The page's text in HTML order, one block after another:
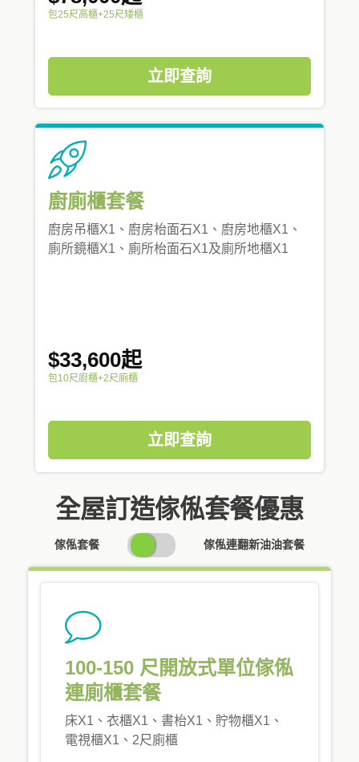
包25尺高櫃+25尺矮櫃
立即查詢
廚廁櫃套餐
廚房吊櫃X1、廚房枱面石X1、廚房地櫃X1、
廁所鏡櫃X1、廁所枱面石X1及廁所地櫃X1
$33,600起
包10尺廚櫃+2尺廁櫃
立即查詢
全屋訂造傢俬套餐優惠
傢俬套餐
SWITCH
PRICING
傢俬連翻新油油套餐
100-150 尺開放式單位傢俬
連廁櫃套餐
床X1、衣櫃X1、書枱X1、貯物櫃X1、
電視櫃X1、2尺廁櫃